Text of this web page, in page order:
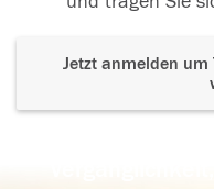
Jetzt anmelden um